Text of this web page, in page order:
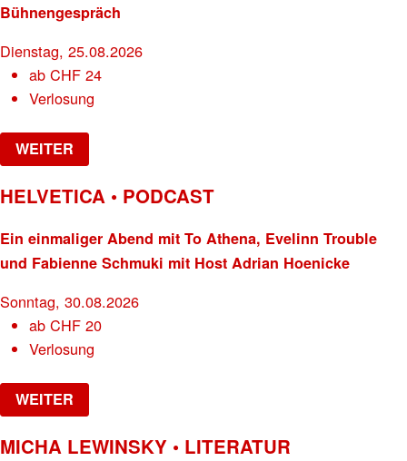
Bühnengespräch
Dienstag, 25.08.2026
abCHF 24
Verlosung
WEITER
HELVETICA • PODCAST
Ein einmaliger Abend mit To Athena, Evelinn Trouble
und Fabienne Schmuki mit Host Adrian Hoenicke
Sonntag, 30.08.2026
abCHF 20
Verlosung
WEITER
MICHA LEWINSKY • LITERATUR